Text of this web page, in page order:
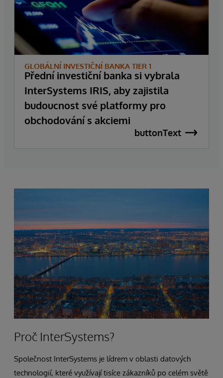
GLOBÁLNÍ INVESTIČNÍ BANKA TIER 1
Přední investiční banka si vybrala
InterSystems IRIS, aby zajistila
budoucnost své platformy pro
obchodování s akciemi
buttonText
Proč InterSystems?
Společnost InterSystems je lídrem v oblasti datových
technologií, které využívají tisíce zákazníků po celém světě